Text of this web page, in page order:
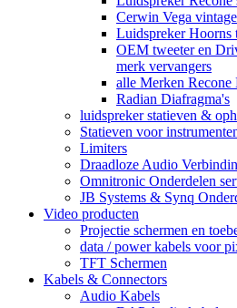
Cerwin Vega
Luidspreker Hoorns
OEM tweeter en
merk vervangers
alle Merken Recone
Radian Diafragma's
luidspreker statieven &
Statieven voor
Limiters
Draadloze Audio
Omnitronic Onderdelen
JB Systems & Synq
Video producten
Projectie schermen en
data / power kabels voor
TFT Schermen
Kabels & Connectors
Audio Kabels